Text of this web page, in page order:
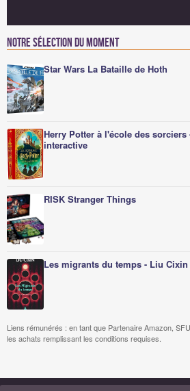
Notre sélection du moment
Star Wars La Bataille de Hoth
Herry Potter à l'école des
interactive
RISK Stranger Things
Les migrants du temps - Liu Cixin
Liens rémunérés : en tant que Partenaire Amazon,
les achats remplissant les conditions requises.